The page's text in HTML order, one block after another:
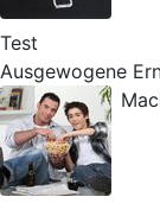
Test
Ausgewogene